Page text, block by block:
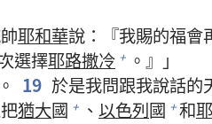
耶和華說：『我賜的福會
選擇耶路撒冷 + 。』」
。 19 於是我問跟我說話的
猶大國 + 、 以色列國 + 和